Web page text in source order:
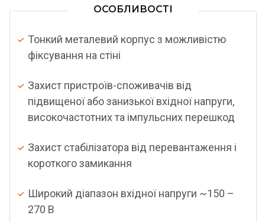
ОСОБЛИВОСТІ
Тонкий металевий корпус з можливістю
фіксування на стіні
Захист пристроїв-споживачів від
підвищеної або занизької вхідної напруги,
високочастотних та імпульсних перешкод
Захист стабілізатора від перевантаження і
короткого замикання
Широкий діапазон вхідної напруги ~150 –
270 В